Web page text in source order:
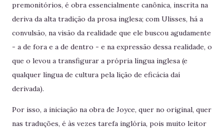
premonitórios, é obra essencialmente canônica, inscrita na
deriva da alta tradição da prosa inglesa; com Ulisses, há a
convulsão, na visão da realidade que ele buscou agudamente
- a de fora e a de dentro - e na expressão dessa realidade, o
que o levou a transfigurar a própria língua inglesa (e
qualquer língua de cultura pela lição de eficácia daí
derivada).
Por isso, a iniciação na obra de Joyce, quer no original, quer
nas traduções, é às vezes tarefa inglória, pois muito leitor